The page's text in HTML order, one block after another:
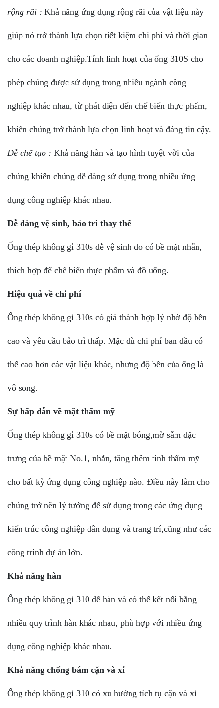
rộng rãi : Khả năng ứng dụng rộng rãi của vật liệu này
giúp nó trở thành lựa chọn tiết kiệm chi phí và thời gian
cho các doanh nghiệp.Tính linh hoạt của ống 310S cho
phép chúng được sử dụng trong nhiều ngành công
nghiệp khác nhau, từ phát điện đến chế biến thực phẩm,
khiến chúng trở thành lựa chọn linh hoạt và đáng tin cậy.
Dễ chế tạo : Khả năng hàn và tạo hình tuyệt vời của
chúng khiến chúng dễ dàng sử dụng trong nhiều ứng
dụng công nghiệp khác nhau.
Dễ dàng vệ sinh, bảo trì thay thế
Ống thép không gỉ 310s dễ vệ sinh do có bề mặt nhẵn,
thích hợp để chế biến thực phẩm và đồ uống.
Hiệu quả về chi phí
Ống thép không gỉ 310s có giá thành hợp lý nhờ độ bền
cao và yêu cầu bảo trì thấp. Mặc dù chi phí ban đầu có
thể cao hơn các vật liệu khác, nhưng độ bền của ống là
vô song.
Sự hấp dẫn về mặt thẩm mỹ
Ống thép không gỉ 310s có bề mặt bóng,mờ sẫm đặc
trưng của bề mặt No.1, nhẵn, tăng thêm tính thẩm mỹ
cho bất kỳ ứng dụng công nghiệp nào. Điều này làm cho
chúng trở nên lý tưởng để sử dụng trong các ứng dụng
kiến ​​trúc công nghiệp dân dụng và trang trí,cũng như các
công trình dự án lớn.
Khả năng hàn
Ống thép không gỉ 310 dễ hàn và có thể kết nối bằng
nhiều quy trình hàn khác nhau, phù hợp với nhiều ứng
dụng công nghiệp khác nhau.
Khả năng chống bám cặn và xỉ
Ống thép không gỉ 310 có xu hướng tích tụ cặn và xỉ